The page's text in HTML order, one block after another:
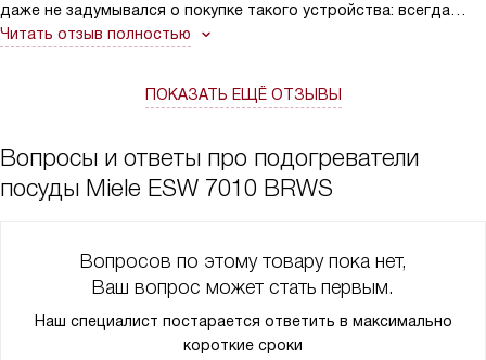
даже не задумывался о покупке такого устройства: всегда
справлялись с микроволновкой, но знаете же, как это бывает: в
которому я на такое пожаловался, посоветовал
но погуглил и понял, что они могут не только поддерживать
температуру посуды и чашек, но и разогревать еду! Это было
именно то, что мне нужно. Он поддерживает температуру, что
еще вкуснее и приятнее. Мой младший сын часто болеет, и
жена отдельно подогревает ему напитки, чтобы он не пил
холодное, да и дочка любит теплый сок и компоты.
Оказывается, иногда стоит попробовать что-то новое и
Читать отзыв полностью
ПОКАЗАТЬ ЕЩЁ ОТЗЫВЫ
Вопросы и ответы про подогреватели
посуды Miele ESW 7010 BRWS
Вопросов по этому товару пока нет,
Ваш вопрос может стать первым.
Наш специалист постарается ответить в максимально
короткие сроки